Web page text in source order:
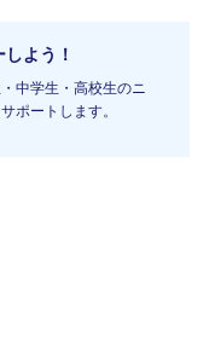
よう！
中学生・高校生のニ
ポートします。